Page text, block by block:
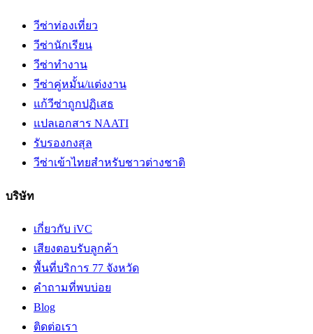
วีซ่าท่องเที่ยว
วีซ่านักเรียน
วีซ่าทำงาน
วีซ่าคู่หมั้น/แต่งงาน
แก้วีซ่าถูกปฏิเสธ
แปลเอกสาร NAATI
รับรองกงสุล
วีซ่าเข้าไทยสำหรับชาวต่างชาติ
บริษัท
เกี่ยวกับ iVC
เสียงตอบรับลูกค้า
พื้นที่บริการ 77 จังหวัด
คำถามที่พบบ่อย
Blog
ติดต่อเรา